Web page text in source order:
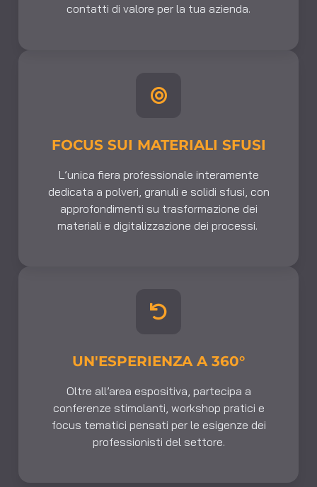
contatti di valore per la tua azienda.
FOCUS SUI MATERIALI SFUSI
L’unica fiera professionale interamente
dedicata a polveri, granuli e solidi sfusi, con
approfondimenti su trasformazione dei
materiali e digitalizzazione dei processi.
UN'ESPERIENZA A 360°
Oltre all’area espositiva, partecipa a
conferenze stimolanti, workshop pratici e
focus tematici pensati per le esigenze dei
professionisti del settore.